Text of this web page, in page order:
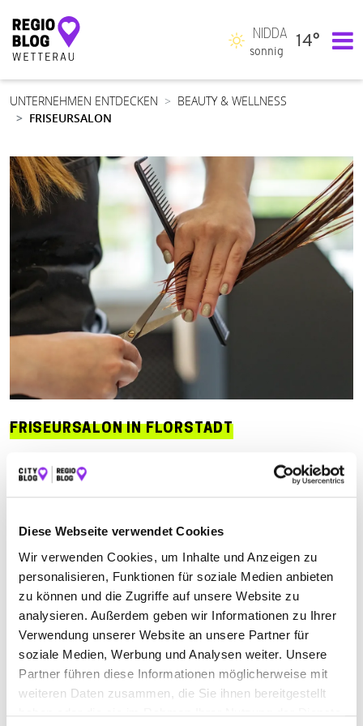
Diese Webseite verwendet Cookies
Wir verwenden Cookies, um Inhalte und Anzeigen zu
personalisieren, Funktionen für soziale Medien anbieten
zu können und die Zugriffe auf unsere Website zu
analysieren. Außerdem geben wir Informationen zu Ihrer
Verwendung unserer Website an unsere Partner für
soziale Medien, Werbung und Analysen weiter. Unsere
Partner führen diese Informationen möglicherweise mit
weiteren Daten zusammen, die Sie ihnen bereitgestellt
Hauptnavigation
NIDDA
sonnig
14°
UNTERNEHMEN ENTDECKEN
BEAUTY & WELLNESS
FRISEURSALON
FRISEURSALON IN FLORSTADT
Suchen nach
ALLE BAD HOMBURG V.D.HÖHE
BAD VILBEL
BÜDINGEN BUTZBACH
ECHZELL
FLORSTADT
FRIEDBERG
FRIEDBERG (HESSEN)
GLAUBURG
KARBEN
KARBEN-GROSS-KARBEN